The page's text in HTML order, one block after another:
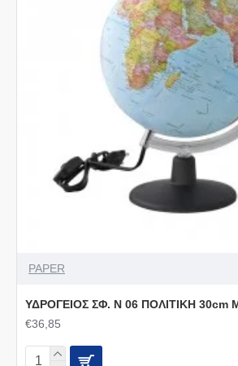
PAPER
ΥΔΡΟΓΕΙΟΣ ΣΦ. Ν 06 ΠΟΛΙΤΙΚΗ 30cm
€36,85